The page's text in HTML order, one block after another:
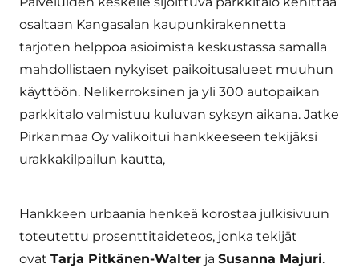
osaltaan Kangasalan kaupunkirakennetta
tarjoten helppoa asioimista keskustassa samalla
mahdollistaen nykyiset paikoitusalueet muuhun
käyttöön. Nelikerroksinen ja yli 300 autopaikan
parkkitalo valmistuu kuluvan syksyn aikana. Jatke
Pirkanmaa Oy valikoitui hankkeeseen tekijäksi
urakkakilpailun kautta,
Hankkeen urbaania henkeä korostaa julkisivuun
toteutettu prosenttitaideteos, jonka tekijät
ovat Tarja Pitkänen-Walter ja Susanna Majuri.